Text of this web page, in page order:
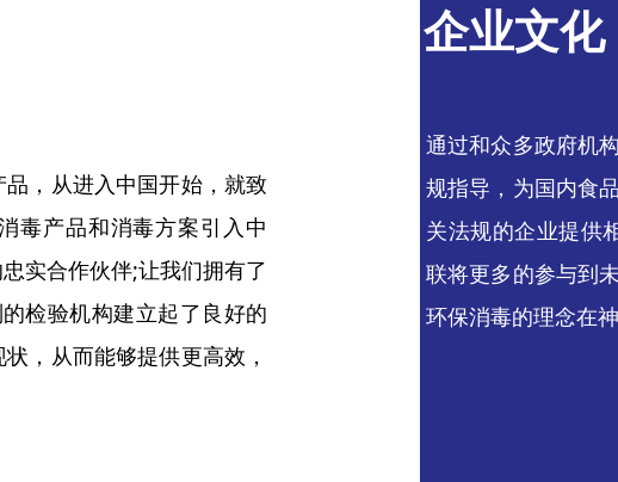
，从进入中国开始，就致
毒产品和消毒方案引入中
实合作伙伴;让我们拥有了
检验机构建立起了良好的
，从而能够提供更高效，
企业文化
通过和众多政府机
规指导，为国内食
关法规的企业提供
联将更多的参与到
环保消毒的理念在